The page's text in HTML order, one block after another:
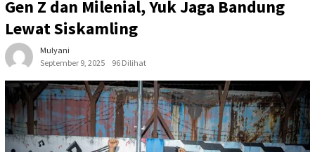
Gen Z dan Milenial, Yuk Jaga Bandung
Lewat Siskamling
Mulyani
September 9, 2025
96 Dilihat